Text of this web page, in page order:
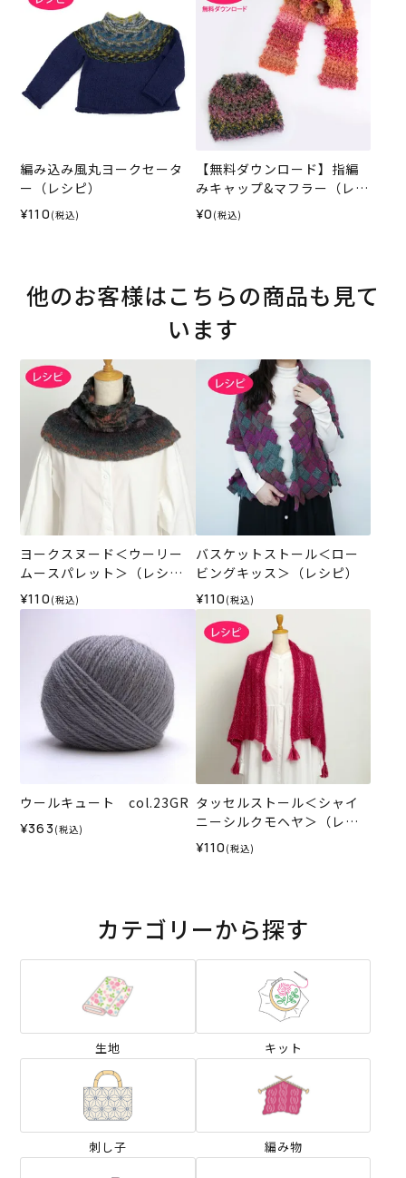
編み込み風丸ヨークセータ
ー（レシピ）
¥110 (税込)
【無料ダウンロード】指編
みキャップ&マフラー（レシ
ピ）
¥0 (税込)
他のお客様はこちらの商品も見て
います
ヨークスヌード＜ウーリー
ムースパレット＞（レシ
ピ）
¥110 (税込)
バスケットストール＜ロー
ビングキッス＞（レシピ）
¥110 (税込)
ウールキュート col.23GR
¥363 (税込)
タッセルストール＜シャイ
ニーシルクモヘヤ＞（レシ
ピ）
¥110 (税込)
カテゴリーから探す
生地 キット
刺し子 編み物